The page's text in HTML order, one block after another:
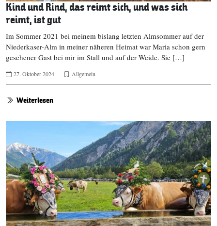
Kind und Rind, das reimt sich, und was sich
reimt, ist gut
Im Sommer 2021 bei meinem bislang letzten Almsommer auf der
Niederkaser-Alm in meiner näheren Heimat war Maria schon gern
gesehener Gast bei mir im Stall und auf der Weide. Sie […]
27. Oktober 2024 Allgemein
Weiterlesen